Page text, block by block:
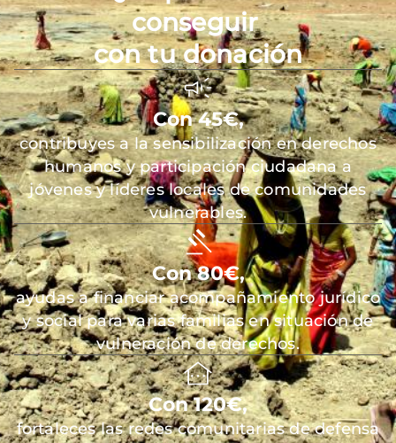
conseguir
con tu donación
Con 45€,
contribuyes a la sensibilización en derechos
humanos y participación ciudadana a
jóvenes y líderes locales de comunidades
vulnerables.
Con 80€,
ayudas a financiar acompañamiento jurídico
y social para varias familias en situación de
vulneración de derechos.
Con 120€,
fortaleces las redes comunitarias de defensa